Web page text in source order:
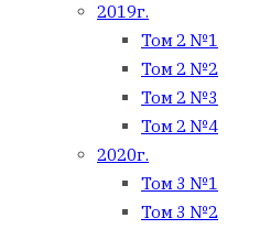
2019г.
Том 2 №1
Том 2 №2
Том 2 №3
Том 2 №4
2020г.
Том 3 №1
Том 3 №2